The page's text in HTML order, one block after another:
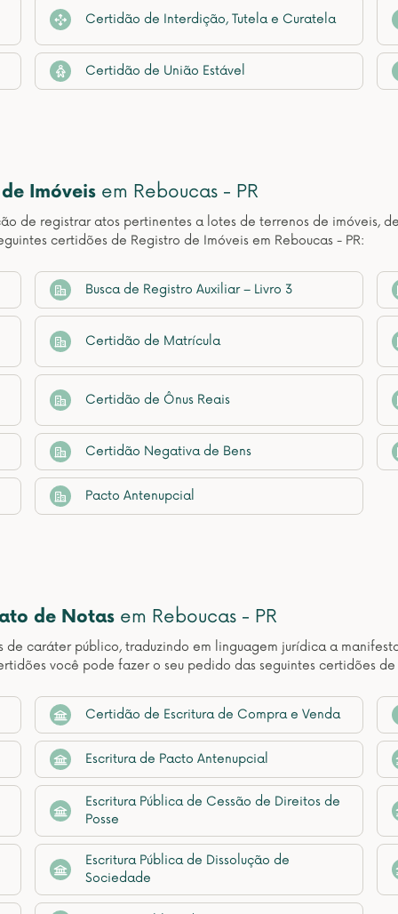
Certidão de Interdição, Tutela e Curatela
Certidão de União Estável
Imóveis em Reboucas - PR
de registrar atos pertinentes a lotes de terrenos de imóveis,
certidões de Registro de Imóveis em Reboucas - PR:
Busca de Registro Auxiliar – Livro 3
Certidão de Matrícula
Certidão de Ônus Reais
Certidão Negativa de Bens
Pacto Antenupcial
de Notas em Reboucas - PR
caráter público, traduzindo em linguagem jurídica a
você pode fazer o seu pedido das seguintes certidões
Certidão de Escritura de Compra e Venda
Escritura de Pacto Antenupcial
Escritura Pública de Cessão de Direitos de
Posse
Escritura Pública de Dissolução de
Sociedade